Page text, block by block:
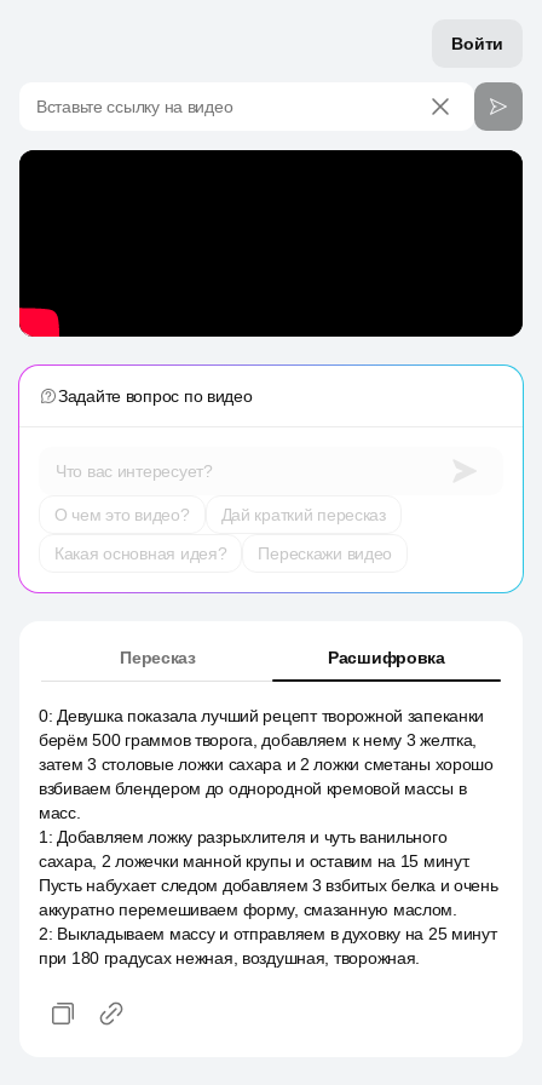
Войти
Вставьте ссылку на видео
Задайте вопрос по видео
Что вас интересует?
О чем это видео?
Дай краткий пересказ
Какая основная идея?
Перескажи видео
Пересказ Расшифровка
0: Девушка показала лучший рецепт творожной запеканки
берём 500 граммов творога, добавляем к нему 3 желтка,
затем 3 столовые ложки сахара и 2 ложки сметаны хорошо
взбиваем блендером до однородной кремовой массы в
масс.
1 : Добавляем ложку разрыхлителя и чуть ванильного
сахара, 2 ложечки манной крупы и оставим на 15 минут.
Пусть набухает следом добавляем 3 взбитых белка и очень
аккуратно перемешиваем форму, смазанную маслом.
2: Выкладываем массу и отправляем в духовку на 25 минут
при 180 градусах нежная, воздушная, творожная.